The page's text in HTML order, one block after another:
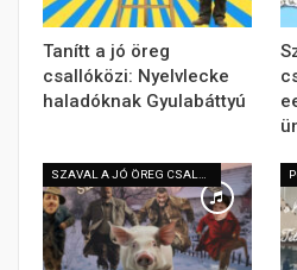
Tanítt a jó öreg
csallóközi: Nyelvlecke
haladóknak Gyulabáttyú